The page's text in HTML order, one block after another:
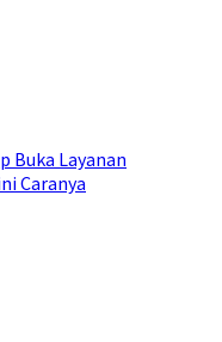
Buka Layanan
Caranya